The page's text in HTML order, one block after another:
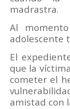
madrastra.
Al
adolescente
El
que la
cometer el
amistad con